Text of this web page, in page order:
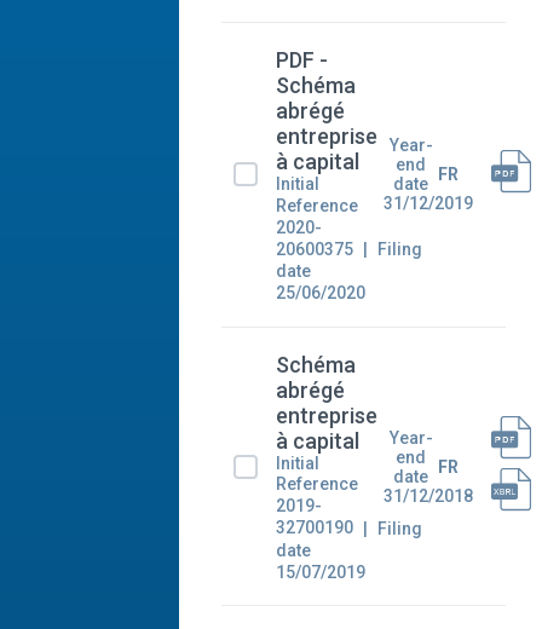
PDF -
Schéma
abrégé
entreprise
à capital
Initial
Reference
2020-
20600375
Filing
date
25/06/2020
Year-
end
date
31/12/2019
FR
Schéma
abrégé
entreprise
à capital
Initial
Reference
2019-
32700190
Filing
date
15/07/2019
Year-
end
date
31/12/2018
FR